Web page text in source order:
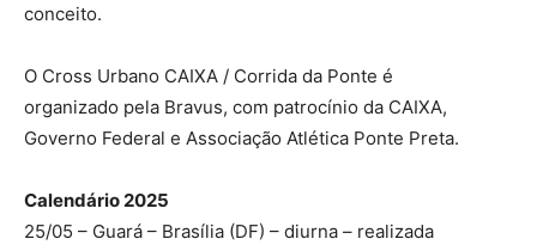
conceito.
O Cross Urbano CAIXA / Corrida da Ponte é
organizado pela Bravus, com patrocínio da CAIXA,
Governo Federal e Associação Atlética Ponte Preta.
Calendário 2025
25/05 – Guará – Brasília (DF) – diurna – realizada